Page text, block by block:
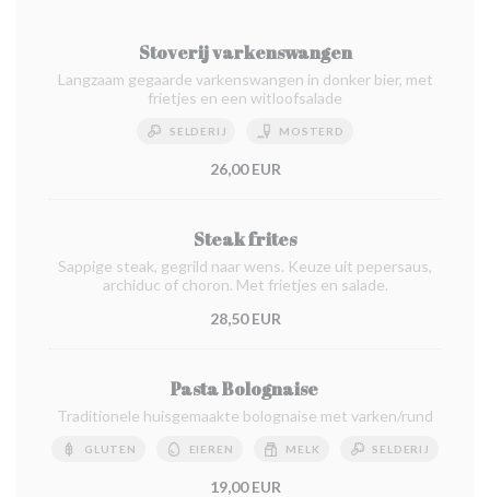
Stoverij varkenswangen
Langzaam gegaarde varkenswangen in donker bier, met
frietjes en een witloofsalade
SELDERIJ MOSTERD
26,00 EUR
Steak frites
Sappige steak, gegrild naar wens. Keuze uit pepersaus,
archiduc of choron. Met frietjes en salade.
28,50 EUR
Pasta Bolognaise
Traditionele huisgemaakte bolognaise met varken/rund
GLUTEN EIEREN MELK SELDERIJ
19,00 EUR